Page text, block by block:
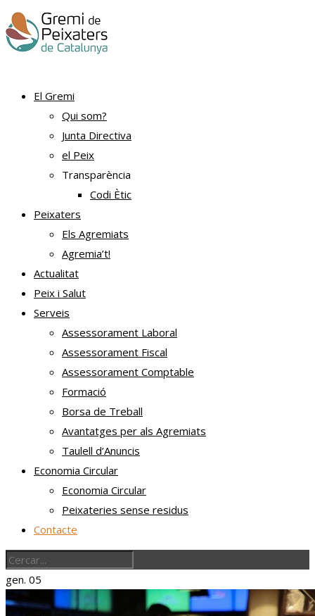
El Gremi
Qui som?
Junta Directiva
el Peix
Transparència
Codi Ètic
Peixaters
Els Agremiats
Agremia’t!
Actualitat
Peix i Salut
Serveis
Assessorament Laboral
Assessorament Fiscal
Assessorament Comptable
Formació
Borsa de Treball
Avantatges per als Agremiats
Taulell d’Anuncis
Economia Circular
Economia Circular
Peixateries sense residus
Contacte
gen. 05